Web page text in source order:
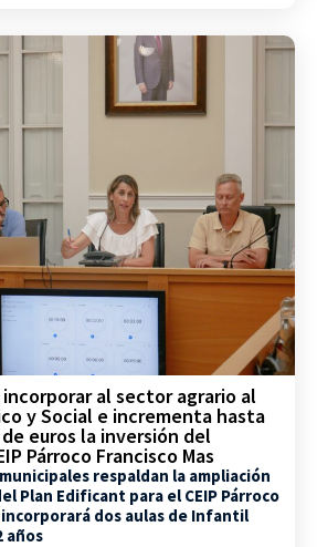
al sector agrario al
y Social e incrementa hasta
euros la inversión del
Párroco Francisco Mas
respaldan la ampliación
Plan Edificant para el CEIP Párroco
incorporará dos aulas de Infantil
años